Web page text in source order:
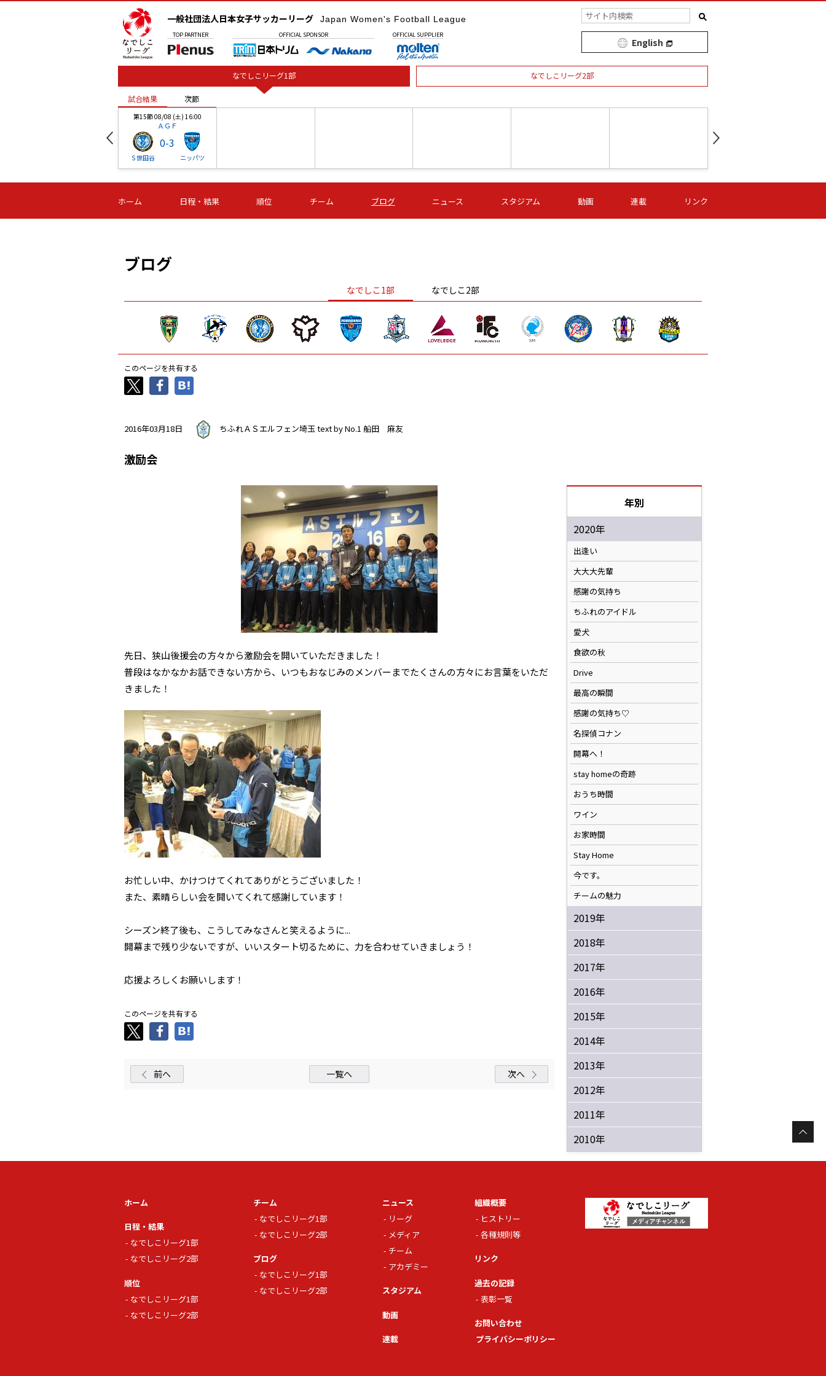
一般社団法人日本女子サッカーリーグ Japan Women's Football League
TOP PARTNER OFFICIAL SPONSOR OFFICIAL SUPPLIER
English
なでしこリーグ1部 なでしこリーグ2部
試合結果 次節
第15節 08/08 (土) 16:00
ＡＧＦ
Ｓ世田谷
0-3
ニッパツ
-
第16節 09/05 (土) 15:00
ニッパツ
-
第16節 09/05 (土) 15:00
石人の星
-
第16節 09/05 (土) 16:00
ＡＧＦ
-
いちご
-
第16節 09/06 (日) 15:00
-
第16節 09/06 (日) 15:00
- -
試合結果 次節
ホーム 日程・結果 順位 チーム ブログ ニュース スタジアム 動画 連載 リンク
ブログ
なでしこ1部 なでしこ2部
このページを共有する
2016年03月18日 ちふれＡＳエルフェン埼玉 text by No.1 船田 麻友
激励会
先日、狭山後援会の方々から激励会を開いていただきました！
普段はなかなかお話できない方から、いつもおなじみのメンバーまでたくさんの方々にお言葉をいただ
きました！
お忙しい中、かけつけてくれてありがとうございました！
また、素晴らしい会を開いてくれて感謝しています！
シーズン終了後も、こうしてみなさんと笑えるように...
開幕まで残り少ないですが、いいスタート切るために、力を合わせていきましょう！
応援よろしくお願いします！
このページを共有する
前へ 一覧へ 次へ
年別
2020年
出逢い
大大大先輩
感謝の気持ち
ちふれのアイドル
愛犬
食欲の秋
Drive
最高の瞬間
感謝の気持ち♡
名探偵コナン
開幕へ！
stay homeの奇跡
おうち時間
ワイン
お家時間
Stay Home
今です。
チームの魅力
2019年
2018年
2017年
2016年
2015年
2014年
2013年
2012年
2011年
2010年
ホーム
日程・結果
なでしこリーグ1部
なでしこリーグ2部
順位
なでしこリーグ1部
なでしこリーグ2部
チーム
なでしこリーグ1部
なでしこリーグ2部
ブログ
なでしこリーグ1部
なでしこリーグ2部
ニュース
リーグ
メディア
チーム
アカデミー
スタジアム
動画
連載
組織概要
ヒストリー
各種規則等
リンク
過去の記録
表彰一覧
お問い合わせ
プライバシーポリシー